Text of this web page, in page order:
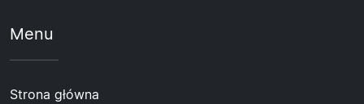
Menu
Strona główna